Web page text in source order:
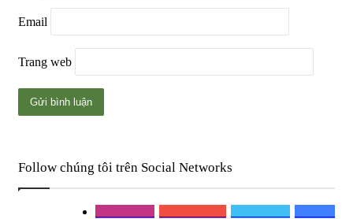
Email
Trang web
Follow chúng tôi trên Social Networks